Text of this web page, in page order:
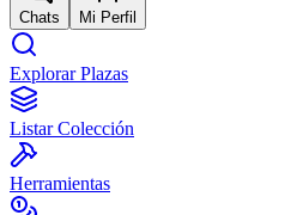
Chats Mi Perfil
Explorar Plazas
Listar Colección
Herramientas